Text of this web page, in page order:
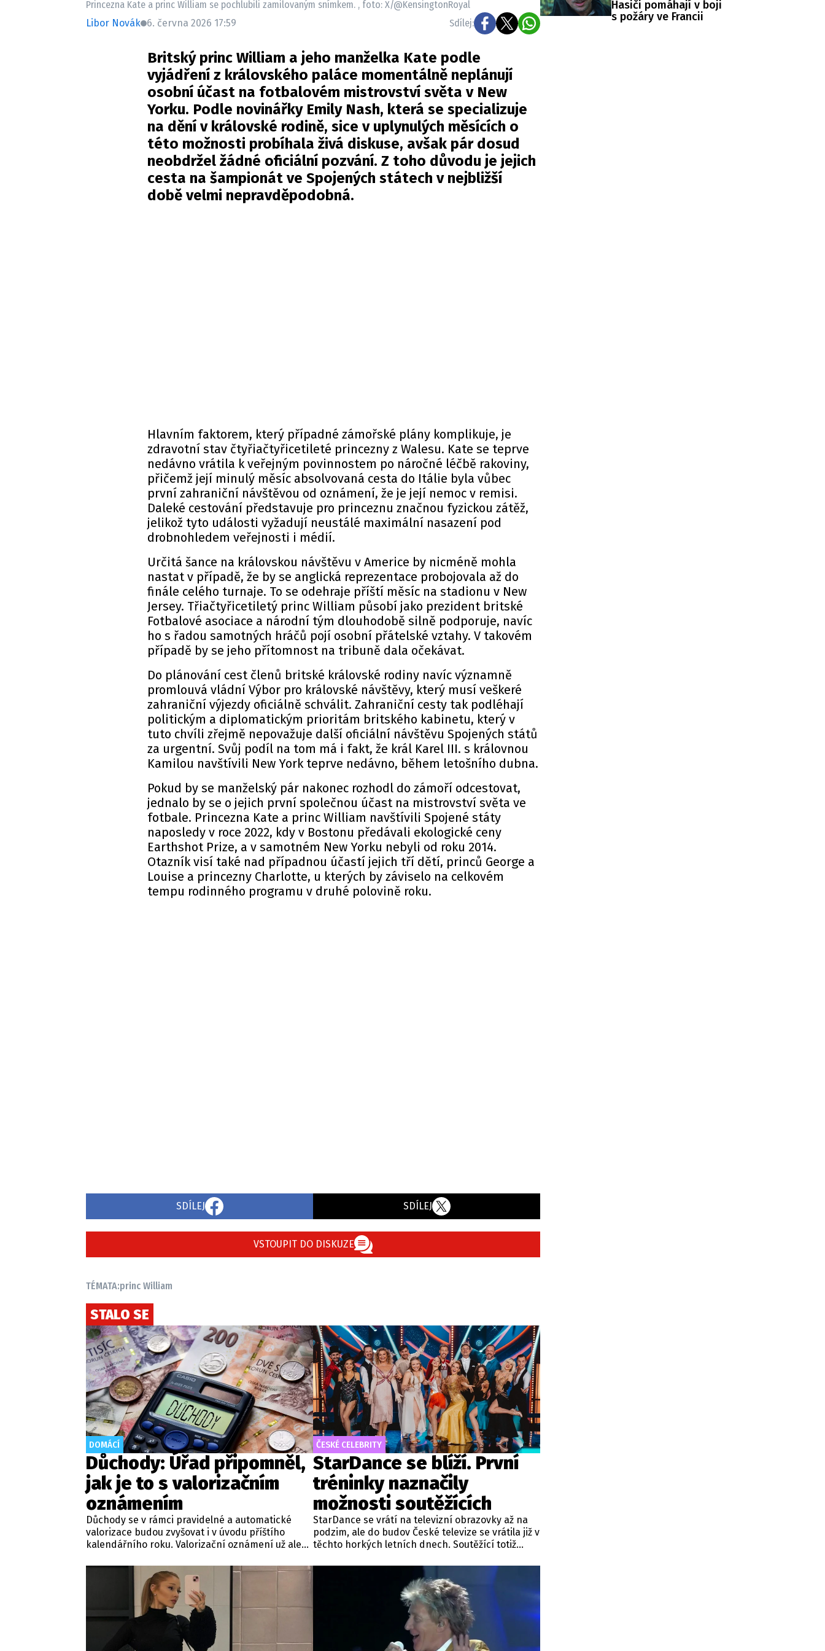
Princezna Kate a princ William se pochlubili zamilovaným snímkem. , foto: X/@KensingtonRoyal
Libor Novák 6. června 2026 17:59 Sdílej:
Britský princ William a jeho manželka Kate podle
vyjádření z královského paláce momentálně neplánují
osobní účast na fotbalovém mistrovství světa v New
Yorku. Podle novinářky Emily Nash, která se specializuje
na dění v královské rodině, sice v uplynulých měsících o
této možnosti probíhala živá diskuse, avšak pár dosud
neobdržel žádné oficiální pozvání. Z toho důvodu je jejich
cesta na šampionát ve Spojených státech v nejbližší
době velmi nepravděpodobná.
Hlavním faktorem, který případné zámořské plány komplikuje, je
zdravotní stav čtyřiačtyřicetileté princezny z Walesu. Kate se teprve
nedávno vrátila k veřejným povinnostem po náročné léčbě rakoviny,
přičemž její minulý měsíc absolvovaná cesta do Itálie byla vůbec
první zahraniční návštěvou od oznámení, že je její nemoc v remisi.
Daleké cestování představuje pro princeznu značnou fyzickou zátěž,
jelikož tyto události vyžadují neustálé maximální nasazení pod
drobnohledem veřejnosti i médií.
Určitá šance na královskou návštěvu v Americe by nicméně mohla
nastat v případě, že by se anglická reprezentace probojovala až do
finále celého turnaje. To se odehraje příští měsíc na stadionu v New
Jersey. Třiačtyřicetiletý princ William působí jako prezident britské
Fotbalové asociace a národní tým dlouhodobě silně podporuje, navíc
ho s řadou samotných hráčů pojí osobní přátelské vztahy. V takovém
případě by se jeho přítomnost na tribuně dala očekávat.
Do plánování cest členů britské královské rodiny navíc významně
promlouvá vládní Výbor pro královské návštěvy, který musí veškeré
zahraniční výjezdy oficiálně schválit. Zahraniční cesty tak podléhají
politickým a diplomatickým prioritám britského kabinetu, který v
tuto chvíli zřejmě nepovažuje další oficiální návštěvu Spojených států
za urgentní. Svůj podíl na tom má i fakt, že král Karel III. s královnou
Kamilou navštívili New York teprve nedávno, během letošního dubna.
Pokud by se manželský pár nakonec rozhodl do zámoří odcestovat,
jednalo by se o jejich první společnou účast na mistrovství světa ve
fotbale. Princezna Kate a princ William navštívili Spojené státy
naposledy v roce 2022, kdy v Bostonu předávali ekologické ceny
Earthshot Prize, a v samotném New Yorku nebyli od roku 2014.
Otazník visí také nad případnou účastí jejich tří dětí, princů George a
Louise a princezny Charlotte, u kterých by záviselo na celkovém
tempu rodinného programu v druhé polovině roku.
SDÍLEJ SDÍLEJ
VSTOUPIT DO DISKUZE
TÉMATA:princ William
STALO SE
DOMÁCÍ
Důchody: Úřad připomněl,
jak je to s valorizačním
oznámením
Důchody se v rámci pravidelné a automatické
valorizace budou zvyšovat i v úvodu příštího
kalendářního roku. Valorizační oznámení už ale
člověk chce mít na papíře, může si o něj požádat.
ČESKÉ CELEBRITY
StarDance se blíží. První
tréninky naznačily
možnosti soutěžících
StarDance se vrátí na televizní obrazovky až na
podzim, ale do budov České televize se vrátila již v
těchto horkých letních dnech. Soutěžící totiž
statisícům diváků na tanečním parketu.
Hasiči pomáhají v boji
s požáry ve Francii